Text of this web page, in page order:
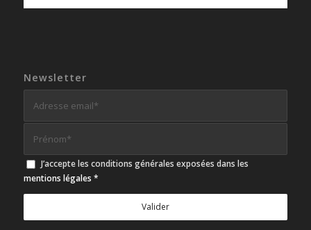
Newsletter
J’accepte les conditions générales exposées dans les
mentions légales *